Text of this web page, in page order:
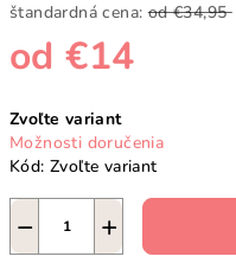
štandardná cena: od €34,95
od€14
cena:
Zvoľte variant
Možnosti doručenia
Kód: Zvoľte variant
+
−